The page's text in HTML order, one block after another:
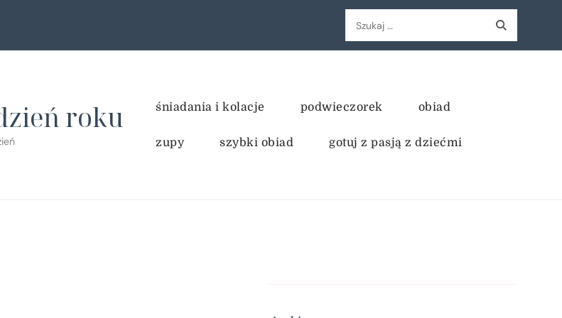
Szukaj:
roku śniadania i kolacje podwieczorek obiad
zupy szybki obiad gotuj z pasją z dziećmi